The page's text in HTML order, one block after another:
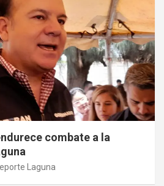
combate a la
Laguna